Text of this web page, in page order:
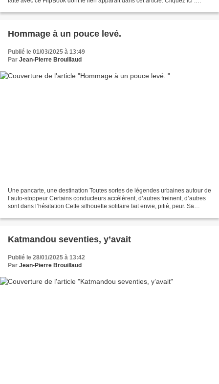
Hommage à un pouce levé.
Publié le 01/03/2025 à 13:49
Par Jean-Pierre Brouillaud
Une pancarte, une destination Toutes sortes de légendes urbaines autour de
l’auto-stoppeur Certains conducteurs accélèrent, d’autres freinent, d’autres
sont dans l’hésitation Cette silhouette solitaire fait envie, pitié, peur. Sa
Katmandou seventies, y’avait
Publié le 28/01/2025 à 13:42
Par Jean-Pierre Brouillaud